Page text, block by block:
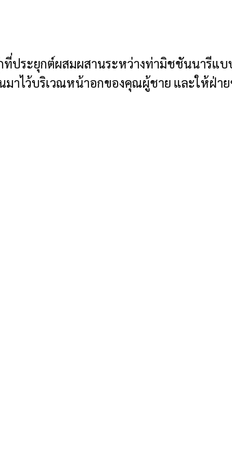
ประยุกต์ผสมผสานระหว่างท่ามิชชันนารีแ
าไว้บริเวณหน้าอกของคุณผู้ชาย และให้ฝ่า